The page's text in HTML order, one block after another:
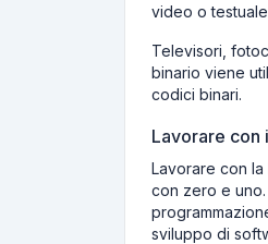
video o
Televisori,
binario viene
codici binari.
Lavorare con
Lavorare con
con zero e
sviluppo di